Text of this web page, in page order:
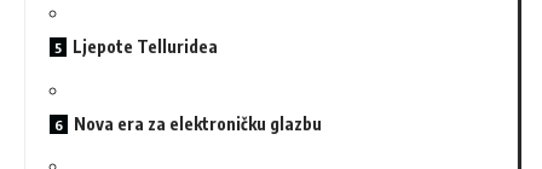
Ljepote Telluridea
Nova era za elektroničku glazbu